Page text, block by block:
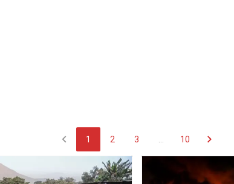
chevron_left 1 2 3 10 chevron_right